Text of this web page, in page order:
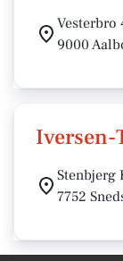
Vesterbro
9000
Iversen-
Stenbjerg
7752